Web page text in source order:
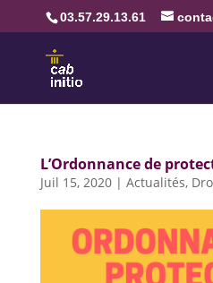
03.57.29.13.61
L’Ordonnance de
Juil 15, 2020| Actualités,